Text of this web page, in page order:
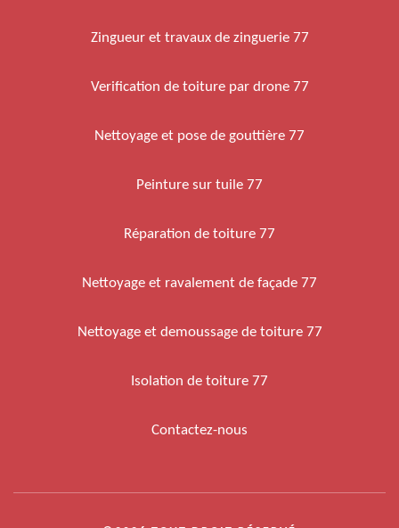
Zingueur et travaux de zinguerie 77
Verification de toiture par drone 77
Nettoyage et pose de gouttière 77
Peinture sur tuile 77
Réparation de toiture 77
Nettoyage et ravalement de façade 77
Nettoyage et demoussage de toiture 77
Isolation de toiture 77
Contactez-nous